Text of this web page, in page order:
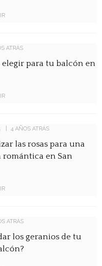
ATRÁS
elegir para tu balcón en
4 AÑOS ATRÁS
las rosas para una
en San
ATRÁS
los geranios de tu